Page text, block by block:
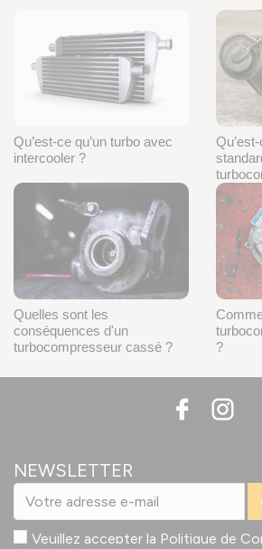
Qu’est-ce qu’un turbo avec
intercooler ?
Quelles sont les
conséquences d'un
turbocompresseur cassé ?
?
NEWSLETTER
Veuillez accepter la Politique de